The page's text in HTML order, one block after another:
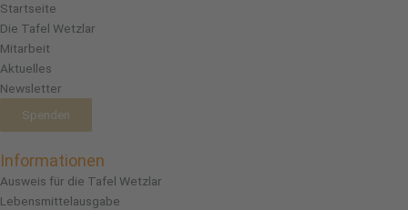
Startseite
Die Tafel Wetzlar
Mitarbeit
Aktuelles
Newsletter
Spenden
Informationen
Ausweis für die Tafel Wetzlar
Lebensmittelausgabe